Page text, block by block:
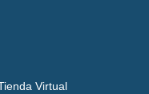
Virtual